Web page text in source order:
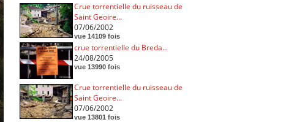
Crue torrentielle du ruisseau de
Saint Geoire...
07/06/2002
vue 14109 fois
crue torrentielle du Breda...
24/08/2005
vue 13990 fois
Crue torrentielle du ruisseau de
Saint Geoire...
07/06/2002
vue 13801 fois